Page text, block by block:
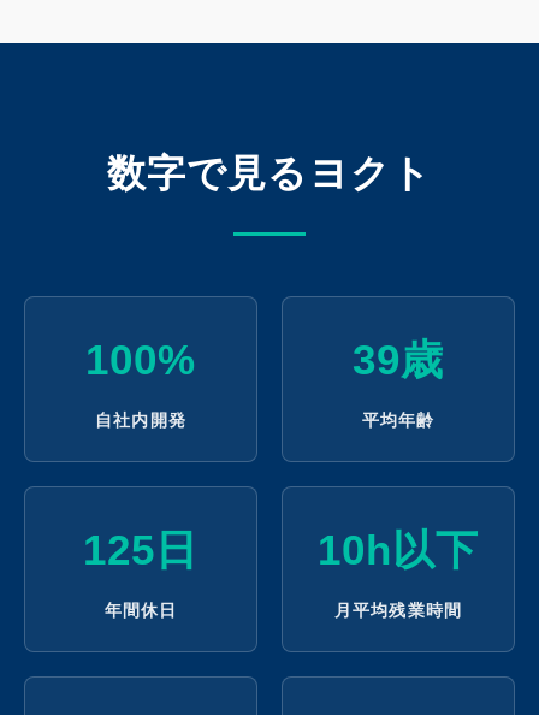
数字で見るヨクト
100%
自社内開発
39歳
平均年齢
125日
年間休日
10h以下
月平均残業時間